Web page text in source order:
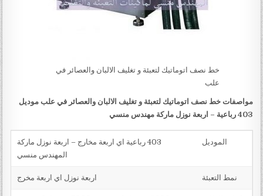
خط نصف اتوماتيك لتعبئة و تغليف الالبان والعصائر في
علب
مواصفاتخط نصف اتوماتيك لتعبئة و تغليف الالبان والعصائر في علبموديل
403 رباعية – اربعة نوزل ماركة
مهندس منسي
الموديل
403 رباعية اي اربعة مخارج – اربعة نوزل ماركة
المهندس منسي
نمط التعبئة اربعة نوزل اي اربعة مخرج